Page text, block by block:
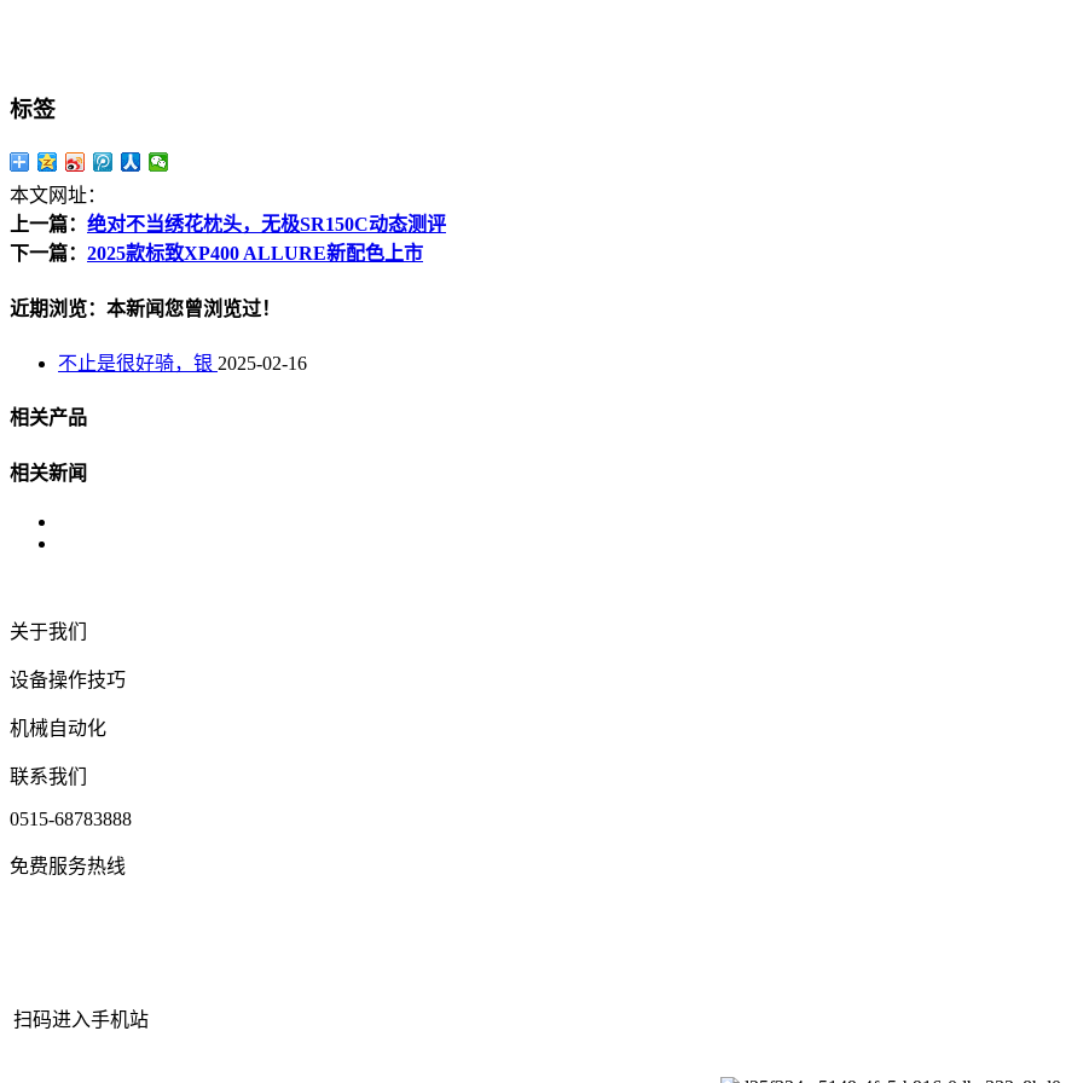
标签
本文网址：
上一篇： 绝对不当绣花枕头，无极SR150C动态测评
下一篇： 2025款标致XP400 ALLURE新配色上市
近期浏览：本新闻您曾浏览过！
不止是很好骑，银 2025-02-16
相关产品
相关新闻
关于我们
设备操作技巧
机械自动化
联系我们
0515-68783888
免费服务热线
扫码进入手机站